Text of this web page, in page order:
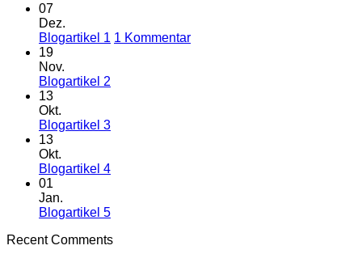
07
Dez.
Blogartikel 1 1 Kommentarzu
19
Nov.
Blogartikel 2
Blogartikel
13
Okt.
Blogartikel 3Keine
Blogartikel
13
Okt.
Blogartikel 4Keine
Blogartikel
01
Jan.
Blogartikel 5Keine
zu
Recent Comments